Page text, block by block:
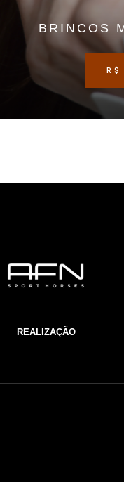
BRINCOS
R$
REALIZAÇÃO